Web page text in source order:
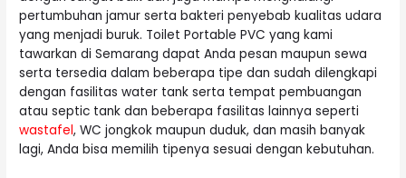
pertumbuhan jamur serta bakteri penyebab kualitas udara
yang menjadi buruk. Toilet Portable PVC yang kami
tawarkan di Semarang dapat Anda pesan maupun sewa
serta tersedia dalam beberapa tipe dan sudah dilengkapi
dengan fasilitas water tank serta tempat pembuangan
atau septic tank dan beberapa fasilitas lainnya seperti
wastafel, WC jongkok maupun duduk, dan masih banyak
lagi, Anda bisa memilih tipenya sesuai dengan kebutuhan.